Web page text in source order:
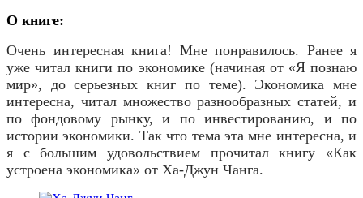
О книге:
Очень интересная книга! Мне понравилось. Ранее я
уже читал книги по экономике (начиная от «Я познаю
мир», до серьезных книг по теме). Экономика мне
интересна, читал множество разнообразных статей, и
по фондовому рынку, и по инвестированию, и по
истории экономики. Так что тема эта мне интересна, и
я с большим удовольствием прочитал книгу «Как
устроена экономика» от Ха-Джун Чанга.